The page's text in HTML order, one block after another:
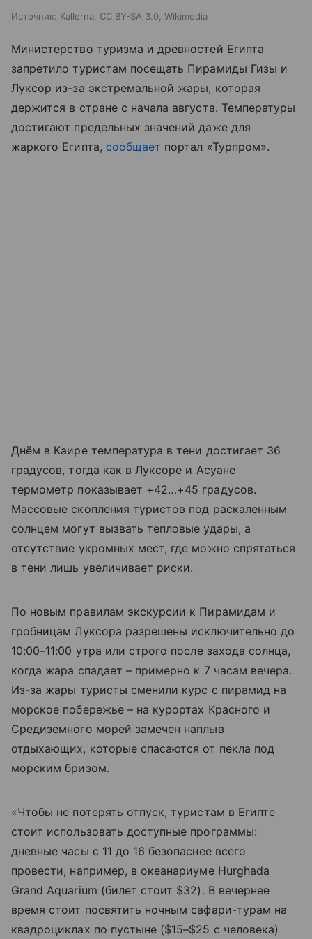
Источник: Kallerna, CC BY-SA 3.0, Wikimedia
Министерство туризма и древностей Египта
запретило туристам посещать Пирамиды Гизы и
Луксор из-за экстремальной жары, которая
держится в стране с начала августа. Температуры
достигают предельных значений даже для
жаркого Египта, сообщает портал «Турпром».
Днём в Каире температура в тени достигает 36
градусов, тогда как в Луксоре и Асуане
термометр показывает +42…+45 градусов.
Массовые скопления туристов под раскаленным
солнцем могут вызвать тепловые удары, а
отсутствие укромных мест, где можно спрятаться
в тени лишь увеличивает риски.
По новым правилам экскурсии к Пирамидам и
гробницам Луксора разрешены исключительно до
10:00–11:00 утра или строго после захода солнца,
когда жара спадает – примерно к 7 часам вечера.
Из-за жары туристы сменили курс с пирамид на
морское побережье – на курортах Красного и
Средиземного морей замечен наплыв
отдыхающих, которые спасаются от пекла под
морским бризом.
«Чтобы не потерять отпуск, туристам в Египте
стоит использовать доступные программы:
дневные часы с 11 до 16 безопаснее всего
провести, например, в океанариуме Hurghada
Grand Aquarium (билет стоит $32). В вечернее
время стоит посвятить ночным сафари-турам на
квадроциклах по пустыне ($15–$25 с человека)